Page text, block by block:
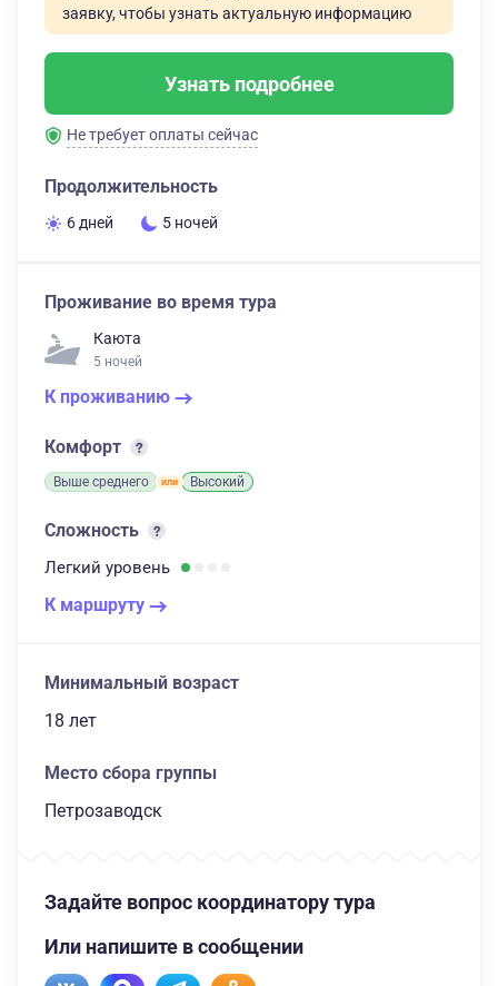
заявку, чтобы узнать актуальную информацию
Узнать подробнее
Не требует оплаты сейчас
Продолжительность
6 дней 5 ночей
Проживание во время тура
Каюта
5 ночей
К проживанию
Комфорт
Выше среднего Высокий
Сложность
Легкий уровень
К маршруту
Минимальный возраст
18 лет
Место сбора группы
Петрозаводск
Задайте вопрос координатору тура
Или напишите в сообщении